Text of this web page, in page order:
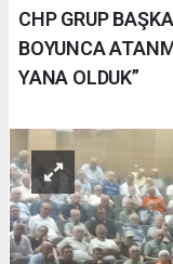
CHP GRUP
BOYUNCA
YANA OLDUK”